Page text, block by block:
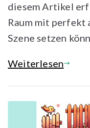
diesem Artikel
Raum mit perfekt
Szene setzen
Weiterlesen